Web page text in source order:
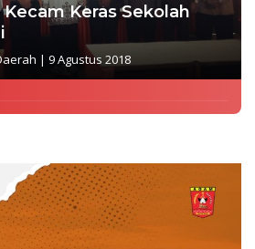
Keras Sekolah
| 9 Agustus 2018